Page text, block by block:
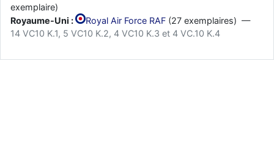
exemplaire)
Royaume-Uni :
Royal Air Force RAF (27 exemplaires) —
14 VC10 K.1, 5 VC10 K.2, 4 VC10 K.3 et 4 VC.10 K.4